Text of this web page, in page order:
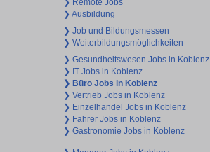
❯ Remote Jobs
❯ Ausbildung
❯ Job und Bildungsmessen
❯ Weiterbildungsmöglichkeiten
❯ Gesundheitswesen Jobs in Koblenz
❯ IT Jobs in Koblenz
❯ Büro Jobs in Koblenz
❯ Vertrieb Jobs in Koblenz
❯ Einzelhandel Jobs in Koblenz
❯ Fahrer Jobs in Koblenz
❯ Gastronomie Jobs in Koblenz